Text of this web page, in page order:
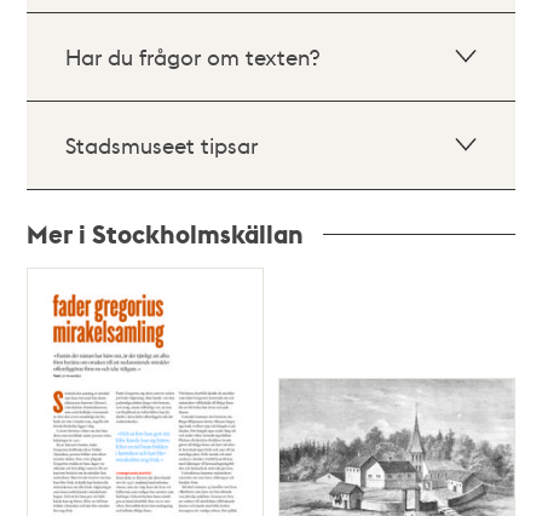
Har du frågor om texten?
Stadsmuseet tipsar
Mer i Stockholmskällan
poster
och
teman